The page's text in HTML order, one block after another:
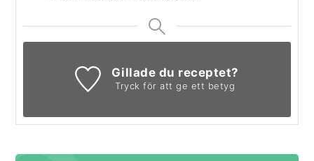
Gillade du receptet?
Tryck för att ge ett betyg